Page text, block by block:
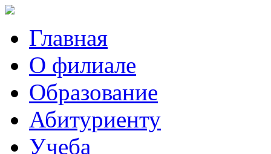
Главная
О филиале
Образование
Абитуриенту
Учеба